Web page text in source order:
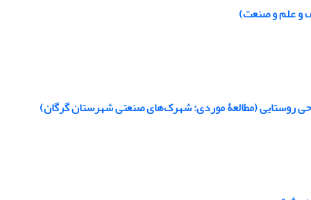
و علم و صنعت)
روستایی (مطالعۀ موردی: شهرک‌های صنعتی شهرستان گرگان)